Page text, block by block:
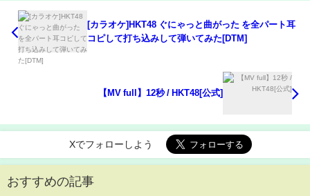
[カラオケ]HKT48 ぐにゃっと曲がった を全パート耳
コピして打ち込みして弾いてみた[DTM]
【MV full】12秒 / HKT48[公式]
Xでフォローしよう
おすすめの記事